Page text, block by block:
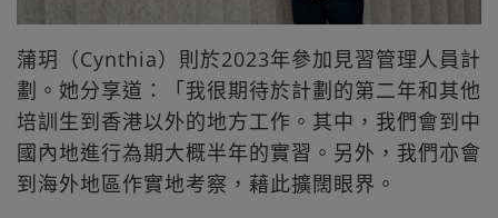
蒲玥（Cynthia）則於2023年參加見習管理人員計
劃。她分享道：「我很期待於計劃的第二年和其他
培訓生到香港以外的地方工作。其中，我們會到中
國內地進行為期大概半年的實習。另外，我們亦會
到海外地區作實地考察，藉此擴闊眼界。